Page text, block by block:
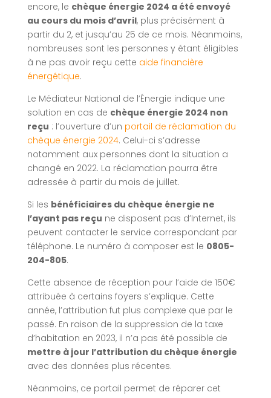
encore, le chèque énergie 2024 a été envoyé
au cours du mois d’avril, plus précisément à
partir du 2, et jusqu’au 25 de ce mois. Néanmoins,
nombreuses sont les personnes y étant éligibles
à ne pas avoir reçu cette aide financière
énergétique.
Le Médiateur National de l’Énergie indique une
solution en cas de chèque énergie 2024 non
reçu : l’ouverture d’un portail de réclamation du
chèque énergie 2024. Celui-ci s’adresse
notamment aux personnes dont la situation a
changé en 2022. La réclamation pourra être
adressée à partir du mois de juillet.
Si les bénéficiaires du chèque énergie ne
l’ayant pas reçu ne disposent pas d’Internet, ils
peuvent contacter le service correspondant par
téléphone. Le numéro à composer est le 0805-
204-805.
Cette absence de réception pour l’aide de 150€
attribuée à certains foyers s’explique. Cette
année, l’attribution fut plus complexe que par le
passé. En raison de la suppression de la taxe
d’habitation en 2023, il n’a pas été possible de
mettre à jour l’attribution du chèque énergie
avec des données plus récentes.
Néanmoins, ce portail permet de réparer cet